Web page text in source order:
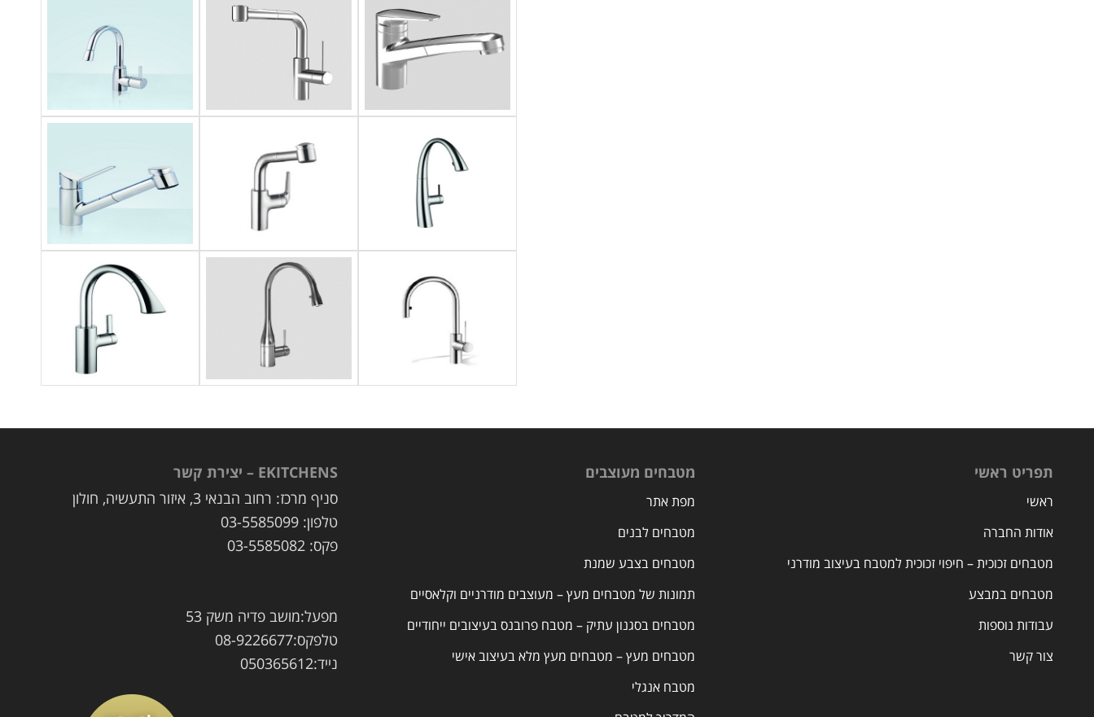
EKITCHENS – יצירת קשר
סניף מרכז: רחוב הבנאי 3, איזור התעשיה, חולון
טלפון: 03-5585099
פקס: 03-5585082
מפעל:מושב פדיה משק 53
טלפקס:08-9226677
נייד:050365612
מטבחים מעוצבים
מפת אתר
מטבחים לבנים
מטבחים בצבע שמנת
תמונות של מטבחים מעץ – מעוצבים מודרניים וקלאסיים
מטבחים בסגנון עתיק – מטבח פרובנס בעיצובים ייחודיים
מטבחים מעץ – מטבחים מעץ מלא בעיצוב אישי
מטבח אנגלי
תפריט ראשי
ראשי
אודות החברה
מטבחים זכוכית – חיפוי זכוכית למטבח בעיצוב מודרני
מטבחים במבצע
עבודות נוספות
צור קשר